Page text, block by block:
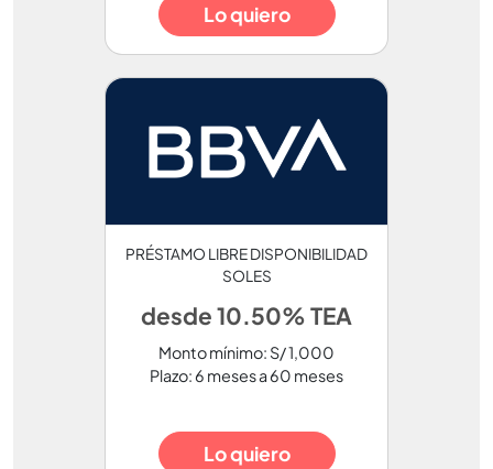
Lo quiero
PRÉSTAMO LIBRE DISPONIBILIDAD
SOLES
desde 10.50% TEA
Monto mínimo: S/ 1,000
Plazo: 6 meses a 60 meses
Lo quiero